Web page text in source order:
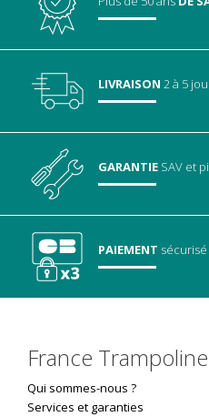
LIVRAISON 2 à 5
GARANTIE SAV et
PAIEMENT sécurisé
France Trampoline
Qui sommes-nous ?
Services et garanties